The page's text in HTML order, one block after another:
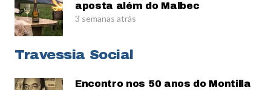
aposta além do Malbec
3 semanas atrás
Travessia Social
Encontro nos 50 anos do Montilla